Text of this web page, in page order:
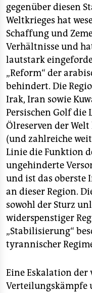
gegenüber diesen
Weltkrieges hat
Schaffung und
Verhältnisse und
lautstark
„Reform“ der
behindert. Die
Irak, Iran sowie
Persischen Golf
Ölreserven der
(und zahlreiche
Linie die Funktion
ungehinderte
und ist das oberste
an dieser Region.
sowohl der Sturz
widerspenstiger
„Stabilisierung“
tyrannischer
Eine Eskalation der
Verteilungskämpfe